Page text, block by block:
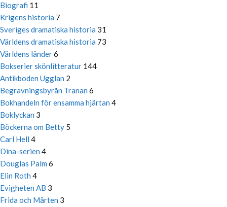
Biografi 11
Krigens historia 7
Sveriges dramatiska historia 31
Världens dramatiska historia 73
Världens länder6
Bokserier skönlitteratur 144
Antikboden Ugglan 2
Begravningsbyrån Tranan 6
Bokhandeln för ensamma hjärtan 4
Boklyckan 3
Böckerna om Betty 5
Carl Hell 4
Dina-serien 4
Douglas Palm 6
Elin Roth 4
Evigheten AB 3
Frida och Mårten 3